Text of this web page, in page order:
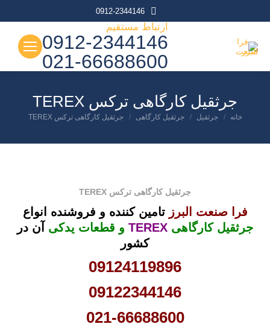
0912-2344146
ارتباط مستقیم
0912-2344146
021-66688600
جرثقیل کارگاهی ترکس TEREX
شما اینجا هستید:
خانه جرثقیل جرثقیل کارگاهی جرثقیل کارگاهی ترکس TEREX
جرثقیل کارگاهی ترکس TEREX
فرا صنعت البرز تامین کننده و فروشنده انواع
جرثقیل کارگاهی
و قطعات یدکی آن در
کشور
09124119896
09122344146
021-66688600